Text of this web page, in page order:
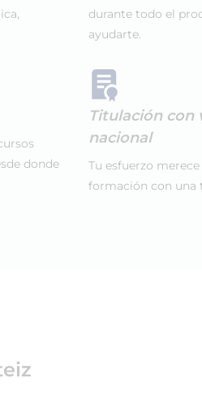
donde
durante todo el
ayudarte.
Titulación
nacional
Tu esfuerzo
formación con una